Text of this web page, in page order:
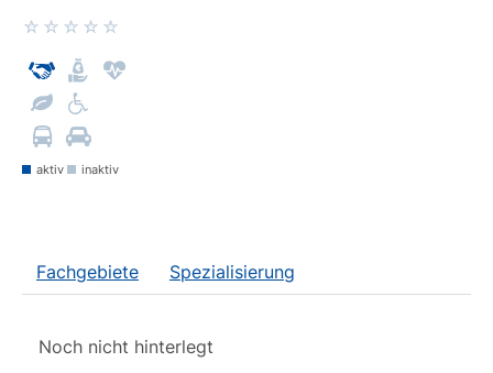
aktiv inaktiv
Fachgebiete Spezialisierung
Noch nicht hinterlegt